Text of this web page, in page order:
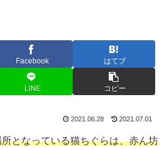
Facebook はてブ
LINE コピー
2021.06.28 2021.07.01
となっている猫ちぐらは、赤ん坊